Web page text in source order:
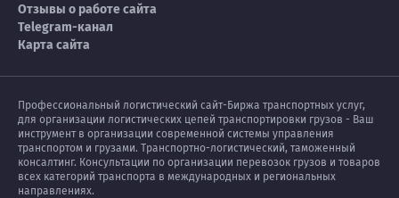
Отзывы о работе сайта
Telegram-канал
Карта сайта
Профессиональный логистический сайт-Биржа транспортных услуг,
для организации логистических цепей транспортировки грузов - Ваш
инструмент в организации современной системы управления
транспортом и грузами. Транспортно-логистический, таможенный
консалтинг. Консультации по организации перевозок грузов и товаров
всех категорий транспорта в международных и региональных
направлениях.